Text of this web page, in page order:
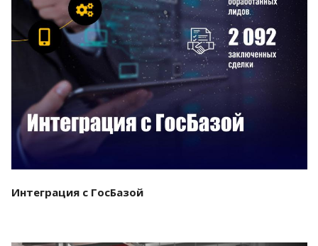
Смотреть проект
Интеграция с ГосБазой